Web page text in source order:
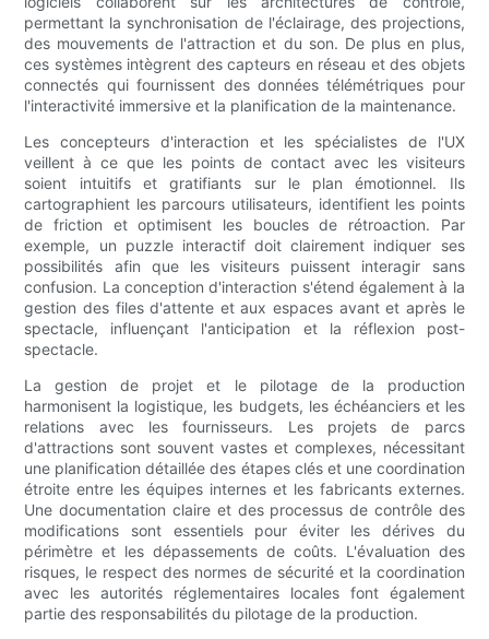
permettant la synchronisation de l'éclairage, des projections,
des mouvements de l'attraction et du son. De plus en plus,
ces systèmes intègrent des capteurs en réseau et des objets
connectés qui fournissent des données télémétriques pour
l'interactivité immersive et la planification de la maintenance.
Les concepteurs d'interaction et les spécialistes de l'UX
veillent à ce que les points de contact avec les visiteurs
soient intuitifs et gratifiants sur le plan émotionnel. Ils
cartographient les parcours utilisateurs, identifient les points
de friction et optimisent les boucles de rétroaction. Par
exemple, un puzzle interactif doit clairement indiquer ses
possibilités afin que les visiteurs puissent interagir sans
confusion. La conception d'interaction s'étend également à la
gestion des files d'attente et aux espaces avant et après le
spectacle, influençant l'anticipation et la réflexion post-
spectacle.
La gestion de projet et le pilotage de la production
harmonisent la logistique, les budgets, les échéanciers et les
relations avec les fournisseurs. Les projets de parcs
d'attractions sont souvent vastes et complexes, nécessitant
une planification détaillée des étapes clés et une coordination
étroite entre les équipes internes et les fabricants externes.
Une documentation claire et des processus de contrôle des
modifications sont essentiels pour éviter les dérives du
périmètre et les dépassements de coûts. L'évaluation des
risques, le respect des normes de sécurité et la coordination
avec les autorités réglementaires locales font également
partie des responsabilités du pilotage de la production.